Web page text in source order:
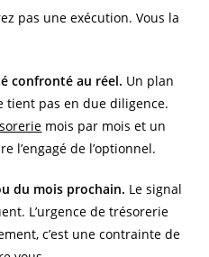
pas une exécution. Vous la
confronté au réel. Un plan
tient pas en due diligence.
mois par mois et un
l’engagé de l’optionnel.
du mois prochain. Le signal
L’urgence de trésorerie
c’est une contrainte de